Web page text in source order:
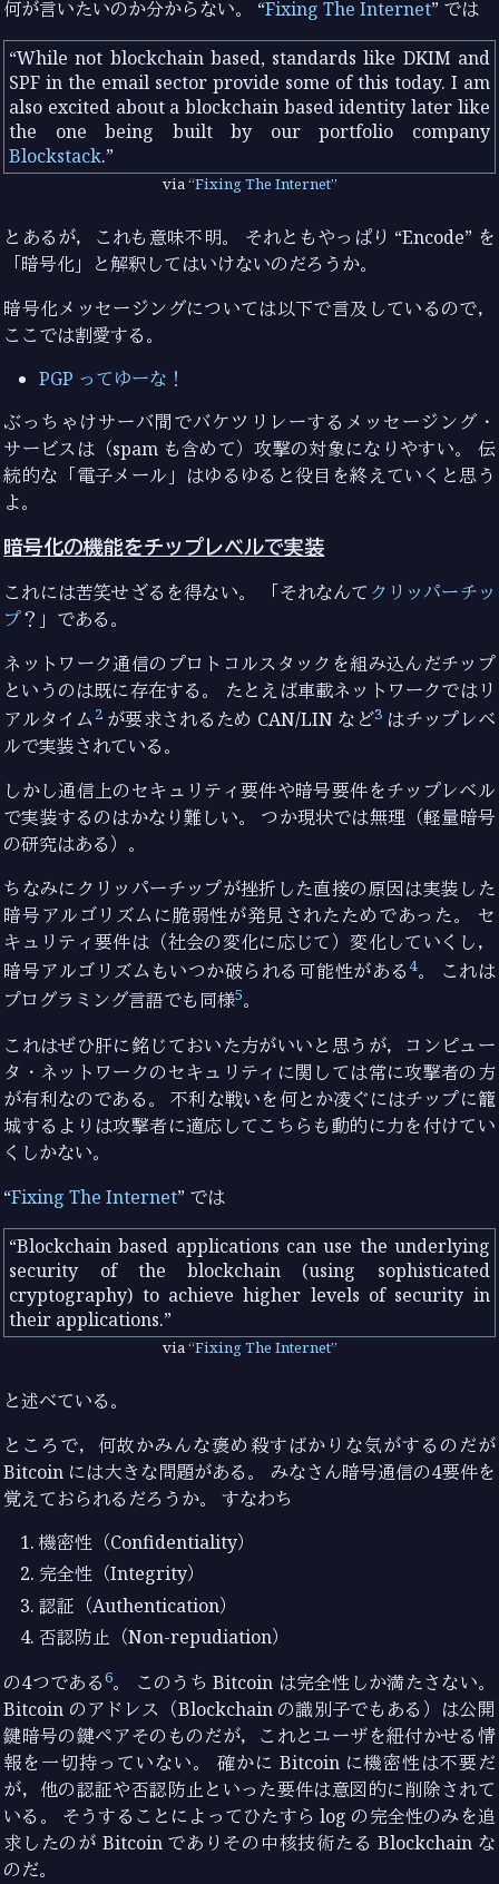
何が言いたいのか分からない。 “Fixing The Internet” では
While not blockchain based, standards like DKIM and
SPF in the email sector provide some of this today. I am
also excited about a blockchain based identity later like
the one being built by our portfolio company
Blockstack.
via Fixing The Internet
とあるが，これも意味不明。 それともやっぱり “Encode” を
「暗号化」と解釈してはいけないのだろうか。
暗号化メッセージングについては以下で言及しているので，
ここでは割愛する。
PGP ってゆーな！
ぶっちゃけサーバ間でバケツリレーするメッセージング・
サービスは（spam も含めて）攻撃の対象になりやすい。 伝
統的な「電子メール」はゆるゆると役目を終えていくと思う
よ。
暗号化の機能をチップレベルで実装
これには苦笑せざるを得ない。 「それなんて クリッパーチッ
プ？」である。
ネットワーク通信のプロトコルスタックを組み込んだチップ
というのは既に存在する。 たとえば車載ネットワークではリ
アルタイム2が要求されるため CAN/LIN など3はチップレベ
ルで実装されている。
しかし通信上のセキュリティ要件や暗号要件をチップレベル
で実装するのはかなり難しい。 つか現状では無理（軽量暗号
の研究はある）。
ちなみにクリッパーチップが挫折した直接の原因は実装した
暗号アルゴリズムに脆弱性が発見されたためであった。 セ
キュリティ要件は（社会の変化に応じて）変化していくし，
暗号アルゴリズムもいつか破られる可能性がある4。 これは
プログラミング言語でも同様5。
これはぜひ肝に銘じておいた方がいいと思うが，コンピュー
タ・ネットワークのセキュリティに関しては常に攻撃者の方
が有利なのである。 不利な戦いを何とか凌ぐにはチップに籠
城するよりは攻撃者に適応してこちらも動的に力を付けてい
くしかない。
“Fixing The Internet” では
Blockchain based applications can use the underlying
security of the blockchain (using sophisticated
cryptography) to achieve higher levels of security in
their applications.
via Fixing The Internet
と述べている。
ところで，何故かみんな褒め殺すばかりな気がするのだが
Bitcoin には大きな問題がある。 みなさん暗号通信の4要件を
覚えておられるだろうか。 すなわち
機密性（Confidentiality）
完全性（Integrity）
認証（Authentication）
否認防止（Non-repudiation）
の4つである6。 このうち Bitcoin は完全性しか満たさない。
Bitcoin のアドレス（Blockchain の識別子でもある）は公開
鍵暗号の鍵ペアそのものだが，これとユーザを紐付かせる情
報を一切持っていない。 確かに Bitcoin に機密性は不要だ
が，他の認証や否認防止といった要件は意図的に削除されて
いる。 そうすることによってひたすら log の完全性のみを追
求したのが Bitcoin でありその中核技術たる Blockchain な
のだ。